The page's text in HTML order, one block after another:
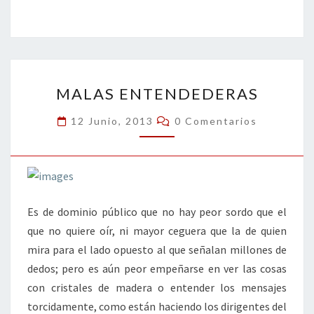
o
o
k
er dI
n
l
p
ar
tir
ENTENDEDERAS
MALAS ENTENDEDERAS
12 Junio, 2013 Comentarios
0 Comentarios
Es de dominio público que no hay peor sordo que el
que no quiere oír, ni mayor ceguera que la de quien
mira para el lado opuesto al que señalan millones de
dedos; pero es aún peor empeñarse en ver las cosas
con cristales de madera o entender los mensajes
torcidamente, como están haciendo los dirigentes del